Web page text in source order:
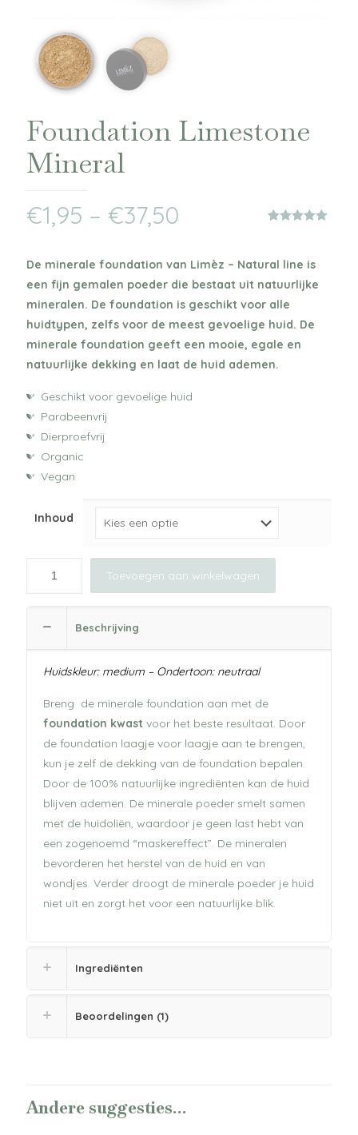
Foundation Limestone
Mineral
op
€1,95 – €37,50
De minerale foundation van Limèz – Natural line is
een fijn gemalen poeder die bestaat uit natuurlijke
mineralen. De foundation is geschikt voor alle
huidtypen, zelfs voor de meest gevoelige huid. De
minerale foundation geeft een mooie, egale en
natuurlijke dekking en laat de huid ademen.
Geschikt voor gevoelige huid
Parabeenvrij
Dierproefvrij
Organic
Vegan
Inhoud
Toevoegen aan winkelwagen
Beschrijving
Huidskleur: medium – Ondertoon: neutraal
Breng de minerale foundation aan met de
foundation kwast voor het beste resultaat. Door
de foundation laagje voor laagje aan te brengen,
kun je zelf de dekking van de foundation bepalen.
Door de 100% natuurlijke ingrediënten kan de huid
blijven ademen. De minerale poeder smelt samen
met de huidoliën, waardoor je geen last hebt van
een zogenoemd “maskereffect”. De mineralen
bevorderen het herstel van de huid en van
wondjes. Verder droogt de minerale poeder je huid
niet uit en zorgt het voor een natuurlijke blik.
Ingrediënten
Beoordelingen (1)
Andere suggesties…